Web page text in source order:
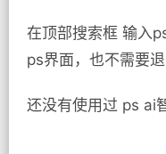
在顶部搜索框 输入
ps界面，也不需要
还没有使用过 ps ai